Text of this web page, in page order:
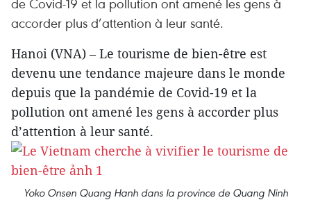
accorder plus d’attention à leur santé.
Hanoi (VNA) – Le tourisme de bien-être est
devenu une tendance majeure dans le monde
depuis que la pandémie de Covid-19 et la
pollution ont amené les gens à accorder plus
d’attention à leur santé.
Yoko Onsen Quang Hanh dans la province de Quang Ninh